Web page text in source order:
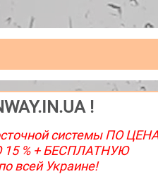
!
системы ПО
15 % + БЕСПЛАТНУЮ
всей Украине!